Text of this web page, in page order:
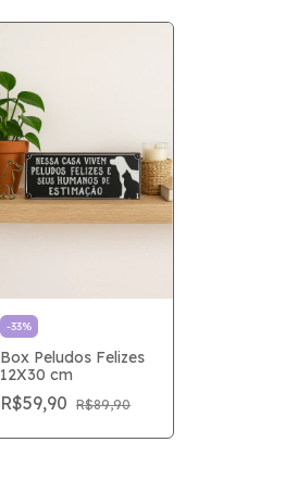
-33%
Box Peludos Felizes
12X30 cm
R$59,90 R$89,90